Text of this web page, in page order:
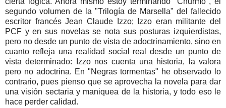
segundo volumen de la "Trilogía de Marsella" del fallecido
escritor francés Jean Claude Izzo; Izzo eran militante del
PCF y en sus novelas se nota sus posturas izquierdistas,
pero no desde un punto de vista de adoctrinamiento, sino en
cuanto refleja una realidad social real desde un punto de
vista determinado: Izzo nos cuenta una historia, la valora
pero no adoctrina. En "Negras tormentas" he observado lo
contrario, pues pienso que se aprovecha la novela para dar
una visión sectaria y maniquea de la historia, y todo eso le
hace perder calidad.